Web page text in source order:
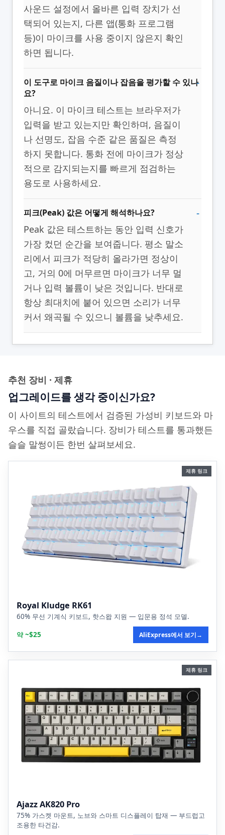
사운드 설정에서 올바른 입력 장치가 선
택되어 있는지, 다른 앱(통화 프로그램
등)이 마이크를 사용 중이지 않은지 확인
하면 됩니다.
이 도구로 마이크 음질이나 잡음을 평가할 수 있나
요?
아니요. 이 마이크 테스트는 브라우저가
입력을 받고 있는지만 확인하며, 음질이
나 선명도, 잡음 수준 같은 품질은 측정
하지 못합니다. 통화 전에 마이크가 정상
적으로 감지되는지를 빠르게 점검하는
용도로 사용하세요.
피크(Peak) 값은 어떻게 해석하나요?
Peak 값은 테스트하는 동안 입력 신호가
가장 컸던 순간을 보여줍니다. 평소 말소
리에서 피크가 적당히 올라가면 정상이
고, 거의 0에 머무르면 마이크가 너무 멀
거나 입력 볼륨이 낮은 것입니다. 반대로
항상 최대치에 붙어 있으면 소리가 너무
커서 왜곡될 수 있으니 볼륨을 낮추세요.
추천 장비 · 제휴
업그레이드를 생각 중이신가요?
이 사이트의 테스트에서 검증된 가성비 키보드와 마
우스를 직접 골랐습니다. 장비가 테스트를 통과했든
슬슬 말썽이든 한번 살펴보세요.
제휴 링크
Royal Kludge RK61
60% 무선 기계식 키보드, 핫스왑 지원 — 입문용 정석 모델.
약 ~$25
AliExpress에서 보기→
제휴 링크
Ajazz AK820 Pro
75% 가스켓 마운트, 노브와 스마트 디스플레이 탑재 — 부드럽고
조용한 타건감.